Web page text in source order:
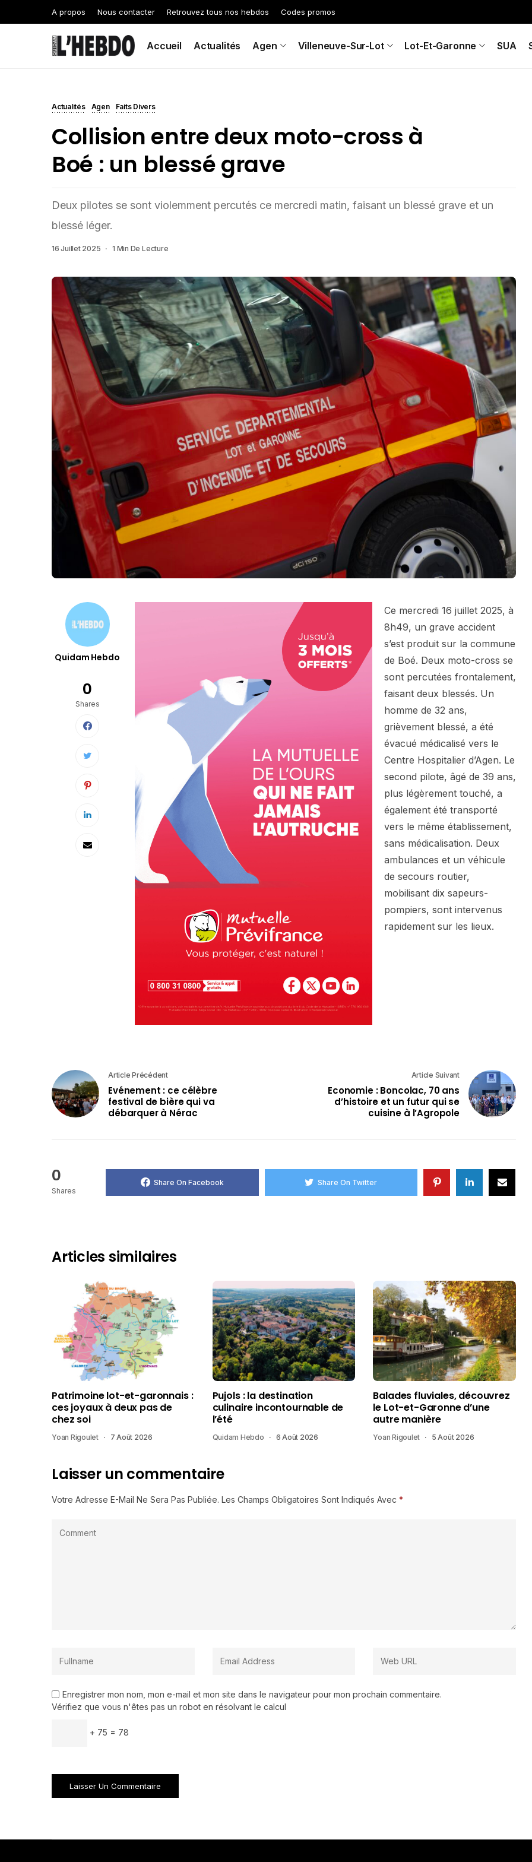
A propos Nous contacter Retrouvez tous nos hebdos Codes promos
Accueil Actualités Agen Villeneuve-Sur-Lot Lot-Et-Garonne SUA
Actualités Agen Faits Divers
Collision entre deux moto-cross à
Boé : un blessé grave
Deux pilotes se sont violemment percutés ce mercredi matin, faisant un blessé grave et un
blessé léger.
16 Juillet 2025 1 Min De Lecture
Quidam Hebdo
0
Shares
Ce mercredi 16 juillet 2025, à
8h49, un grave accident
s’est produit sur la commune
de Boé. Deux moto-cross se
sont percutées frontalement,
faisant deux blessés. Un
homme de 32 ans,
grièvement blessé, a été
évacué médicalisé vers le
Centre Hospitalier d’Agen. Le
second pilote, âgé de 39 ans,
plus légèrement touché, a
également été transporté
vers le même établissement,
sans médicalisation. Deux
ambulances et un véhicule
de secours routier,
mobilisant dix sapeurs-
pompiers, sont intervenus
rapidement sur les lieux.
Article Précédent
Evénement : ce célèbre
festival de bière qui va
débarquer à Nérac
Article Suivant
Economie : Boncolac, 70 ans
d’histoire et un futur qui se
cuisine à l’Agropole
0
Shares
Share On Facebook Share On Twitter
Articles similaires
Patrimoine lot-et-garonnais :
ces joyaux à deux pas de
chez soi
Yoan Rigoulet 7 Août 2026
Pujols : la destination
culinaire incontournable de
l’été
Quidam Hebdo 6 Août 2026
Balades fluviales, découvrez
le Lot-et-Garonne d’une
autre manière
Yoan Rigoulet 5 Août 2026
Laisser un commentaire
Votre Adresse E-Mail Ne Sera Pas Publiée. Les Champs Obligatoires Sont Indiqués Avec *
Enregistrer mon nom, mon e-mail et mon site dans le navigateur pour mon prochain commentaire.
Vérifiez que vous n'êtes pas un robot en résolvant le calcul
+ 75 = 78